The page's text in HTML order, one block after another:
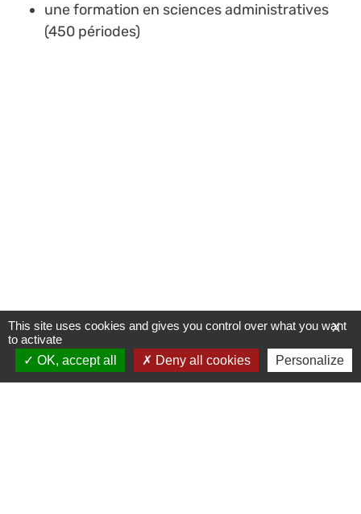
une formation en sciences administratives
(450 périodes)
X
This site uses cookies and gives you control over what you want
to activate
OK, accept all
Deny all cookies Personalize